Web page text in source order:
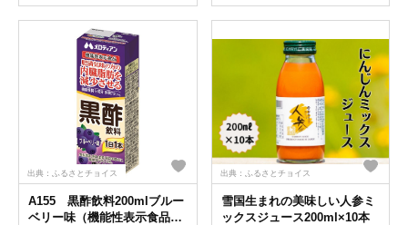
出典：ふるさとチョイス
A155 黒酢飲料200mlブルー
ベリー味（機能性表示食品）
出典：ふるさとチョイス
雪国生まれの美味しい人参ミ
ックスジュース200ml×10本